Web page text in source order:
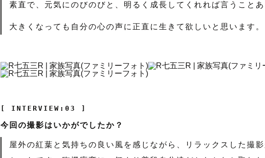
素直で、元気にのびのびと、明るく成長してくれれば言うことあ
大きくなっても自分の心の声に正直に生きて欲しいと思います。
[ INTERVIEW:03 ]
今回の撮影はいかがでしたか？
屋外の紅葉と気持ちの良い風を感じながら、リラックスした撮影